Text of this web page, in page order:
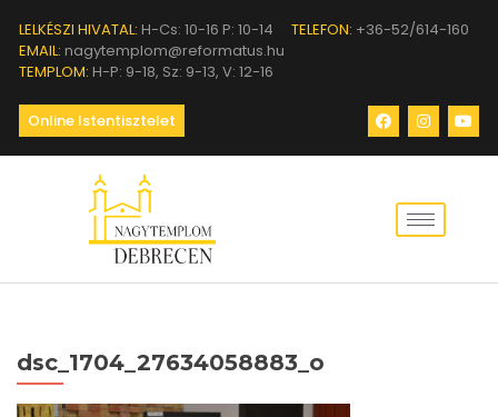
LELKÉSZI HIVATAL: H-Cs: 10-16 P: 10-14 TELEFON: +36-52/614-160
EMAIL: nagytemplom@reformatus.hu
TEMPLOM: H-P: 9-18, Sz: 9-13, V: 12-16
Online Istentisztelet
dsc_1704_27634058883_o